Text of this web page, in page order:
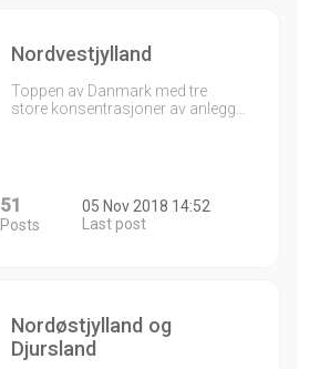
Nordvestjylland
Toppen av Danmark med tre
store konsentrasjoner av anlegg…
51
Posts
05 Nov 2018 14:52
Last post
Nordøstjylland og
Djursland